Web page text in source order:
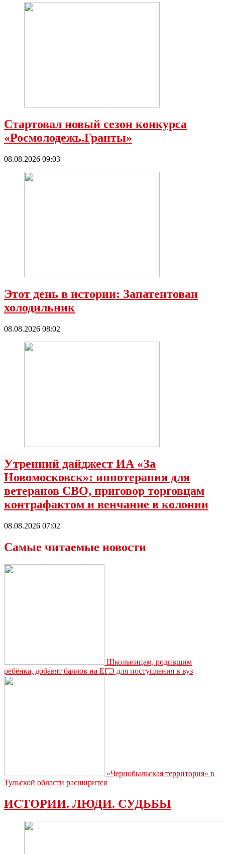
Стартовал новый сезон конкурса
«Росмолодежь.Гранты»
08.08.2026 09:03
Этот день в истории: Запатентован
холодильник
08.08.2026 08:02
Утренний дайджест ИА «За
Новомосковск»: иппотерапия для
ветеранов СВО, приговор торговцам
контрафактом и венчание в колонии
08.08.2026 07:02
Самые читаемые новости
Школьницам, родившим
ребёнка, добавят баллов на ЕГЭ для поступления в вуз
«Чернобыльская территория» в
Тульской области расширится
ИСТОРИИ. ЛЮДИ. СУДЬБЫ